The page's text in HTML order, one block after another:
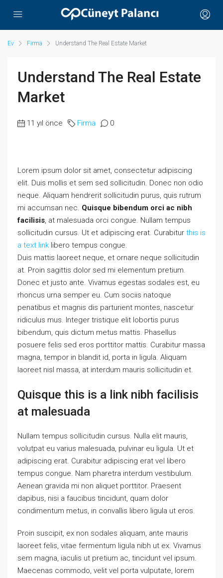
Ev Firma Understand The Real Estate Market
Understand The Real Estate
Market
11 yıl önce Firma 0
Lorem ipsum dolor sit amet, consectetur adipiscing
elit. Duis mollis et sem sed sollicitudin. Donec non odio
neque. Aliquam hendrerit sollicitudin purus, quis rutrum
mi accumsan nec. Quisque bibendum orci ac nibh
facilisis, at malesuada orci congue. Nullam tempus
sollicitudin cursus. Ut et adipiscing erat. Curabitur this is
a text link libero tempus congue.
Duis mattis laoreet neque, et ornare neque sollicitudin
at. Proin sagittis dolor sed mi elementum pretium.
Donec et justo ante. Vivamus egestas sodales est, eu
rhoncus urna semper eu. Cum sociis natoque
penatibus et magnis dis parturient montes, nascetur
ridiculus mus. Integer tristique elit lobortis purus
bibendum, quis dictum metus mattis. Phasellus
posuere felis sed eros porttitor mattis. Curabitur massa
magna, tempor in blandit id, porta in ligula. Aliquam
laoreet nisl massa, at interdum mauris sollicitudin et.
Quisque this is a link nibh facilisis
at malesuada
Nullam tempus sollicitudin cursus. Nulla elit mauris,
volutpat eu varius malesuada, pulvinar eu ligula. Ut et
adipiscing erat. Curabitur adipiscing erat vel libero
tempus congue. Nam pharetra interdum vestibulum.
Aenean gravida mi non aliquet porttitor. Praesent
dapibus, nisi a faucibus tincidunt, quam dolor
condimentum metus, in convallis libero ligula ut eros.
Proin suscipit, ex non sodales aliquam, ante mauris
laoreet felis, vitae fermentum ligula nibh ut ex. Vivamus
sem magna, iaculis ut pretium ac, tincidunt vel ipsum.
Maecenas commodo, velit vel porta vulputate, lorem